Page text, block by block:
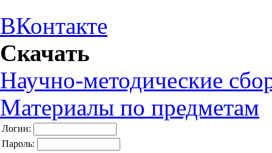
ВКонтакте
Скачать
Научно-методические
Материалы по предметам
Логин:
Пароль: